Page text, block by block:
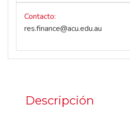
Contacto
res.finance@acu.edu.au
Descripción